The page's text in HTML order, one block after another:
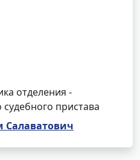
отделения -
пристава